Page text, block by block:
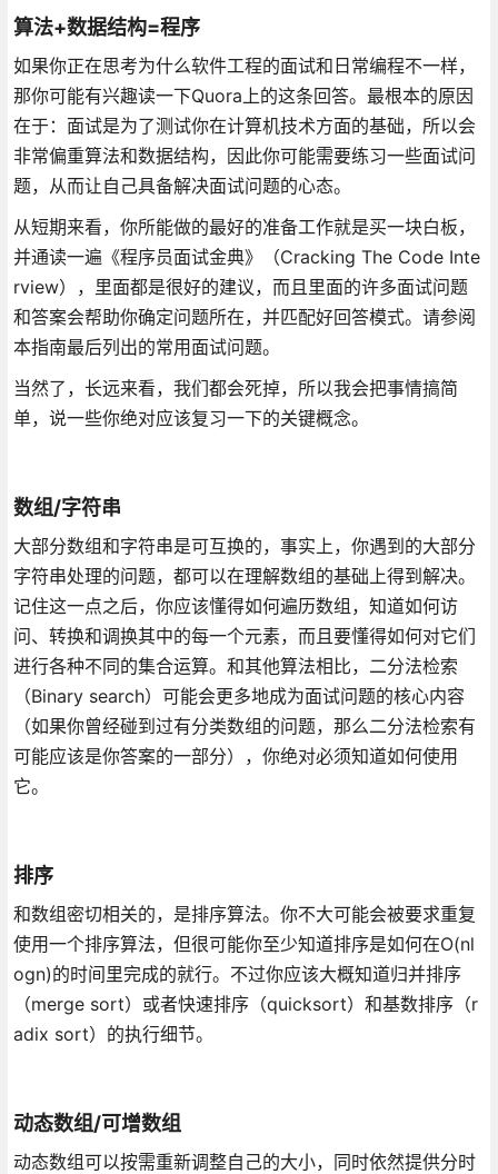
算法+数据结构=程序
如果你正在思考为什么软件工程的面试和日常编程不一样，
那你可能有兴趣读一下Quora上的这条回答。最根本的原因
在于：面试是为了测试你在计算机技术方面的基础，所以会
非常偏重算法和数据结构，因此你可能需要练习一些面试问
题，从而让自己具备解决面试问题的心态。
从短期来看，你所能做的最好的准备工作就是买一块白板，
并通读一遍《程序员面试金典》（Cracking The Code Inte
rview），里面都是很好的建议，而且里面的许多面试问题
和答案会帮助你确定问题所在，并匹配好回答模式。请参阅
本指南最后列出的常用面试问题。
当然了，长远来看，我们都会死掉，所以我会把事情搞简
单，说一些你绝对应该复习一下的关键概念。
数组/字符串
大部分数组和字符串是可互换的，事实上，你遇到的大部分
字符串处理的问题，都可以在理解数组的基础上得到解决。
记住这一点之后，你应该懂得如何遍历数组，知道如何访
问、转换和调换其中的每一个元素，而且要懂得如何对它们
进行各种不同的集合运算。和其他算法相比，二分法检索
（Binary search）可能会更多地成为面试问题的核心内容
（如果你曾经碰到过有分类数组的问题，那么二分法检索有
可能应该是你答案的一部分），你绝对必须知道如何使用
它。
排序
和数组密切相关的，是排序算法。你不大可能会被要求重复
使用一个排序算法，但很可能你至少知道排序是如何在O(nl
ogn)的时间里完成的就行。不过你应该大概知道归并排序
（merge sort）或者快速排序（quicksort）和基数排序（r
adix sort）的执行细节。
动态数组/可增数组
动态数组可以按需重新调整自己的大小，同时依然提供分时